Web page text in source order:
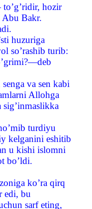
hozir
Abu Bakr.
huzuriga
so’rashib turib:
va sen kabi
Allohga
sig’inmaslikka
turdiyu
kelganini eshitib
u kishi islomni
bo’ldi.
ko’ra qirq
edi, bu
sarf eting,